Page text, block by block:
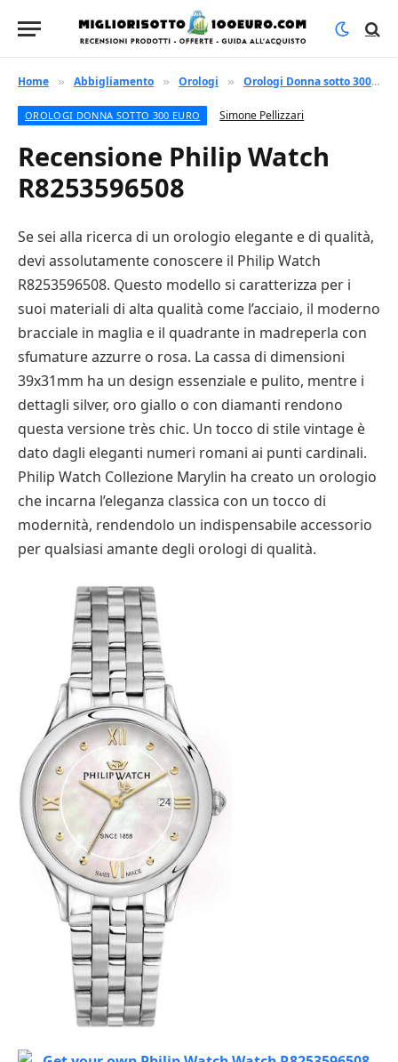
Home » Abbigliamento » Orologi » Orologi Donna sotto 300 euro
OROLOGI DONNA SOTTO 300 EURO Simone Pellizzari
Recensione Philip Watch
R8253596508
Se sei alla ricerca di un orologio elegante e di qualità,
devi assolutamente conoscere il Philip Watch
R8253596508. Questo modello si caratterizza per i
suoi materiali di alta qualità come l’acciaio, il moderno
bracciale in maglia e il quadrante in madreperla con
sfumature azzurre o rosa. La cassa di dimensioni
39x31mm ha un design essenziale e pulito, mentre i
dettagli silver, oro giallo o con diamanti rendono
questa versione très chic. Un tocco di stile vintage è
dato dagli eleganti numeri romani ai punti cardinali.
Philip Watch Collezione Marylin ha creato un orologio
che incarna l’eleganza classica con un tocco di
modernità, rendendolo un indispensabile accessorio
per qualsiasi amante degli orologi di qualità.